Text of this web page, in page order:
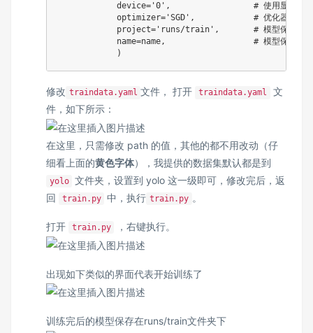
            device
= '0' ,
# 使用显卡
            optimizer
= 'SGD' ,
# 优化器
            project
= 'runs/train' ,
# 模型保存路径
            name
=name,
# 模型保存命名
)
修改 traindata.yaml 文件， 打开 traindata.yaml
文
件，如下所示：
在这里，只需修改 path 的值，其他的都不用改动（仔
细看上面的黄色字体），我提供的数据集默认都是到
yolo 文件夹，设置到 yolo 这一级即可，修改完后，返
回
train.py 中，执行 train.py 。
打开 train.py ，右键执行。
出现如下类似的界面代表开始训练了
训练完后的模型保存在runs/train文件夹下